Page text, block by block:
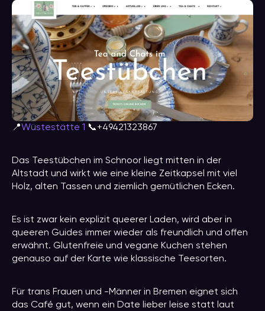
📍Wüstestätte 1 📞+49421323867
Das Teestübchen im Schnoor liegt mitten in der
Altstadt und wirkt wie eine kleine Zeitkapsel mit viel
Holz, alten Tassen und ziemlich gemütlichen Ecken.
Es ist zwar kein explizit queerer Laden, wird aber in
queeren Guides immer wieder als freundlich und offen
erwähnt. Glutenfreie und vegane Kuchen stehen
genauso auf der Karte wie klassische Teesorten.
Für trans Frauen und -Männer in Bremen eignet sich
das Café gut, wenn ein Date lieber leise statt laut